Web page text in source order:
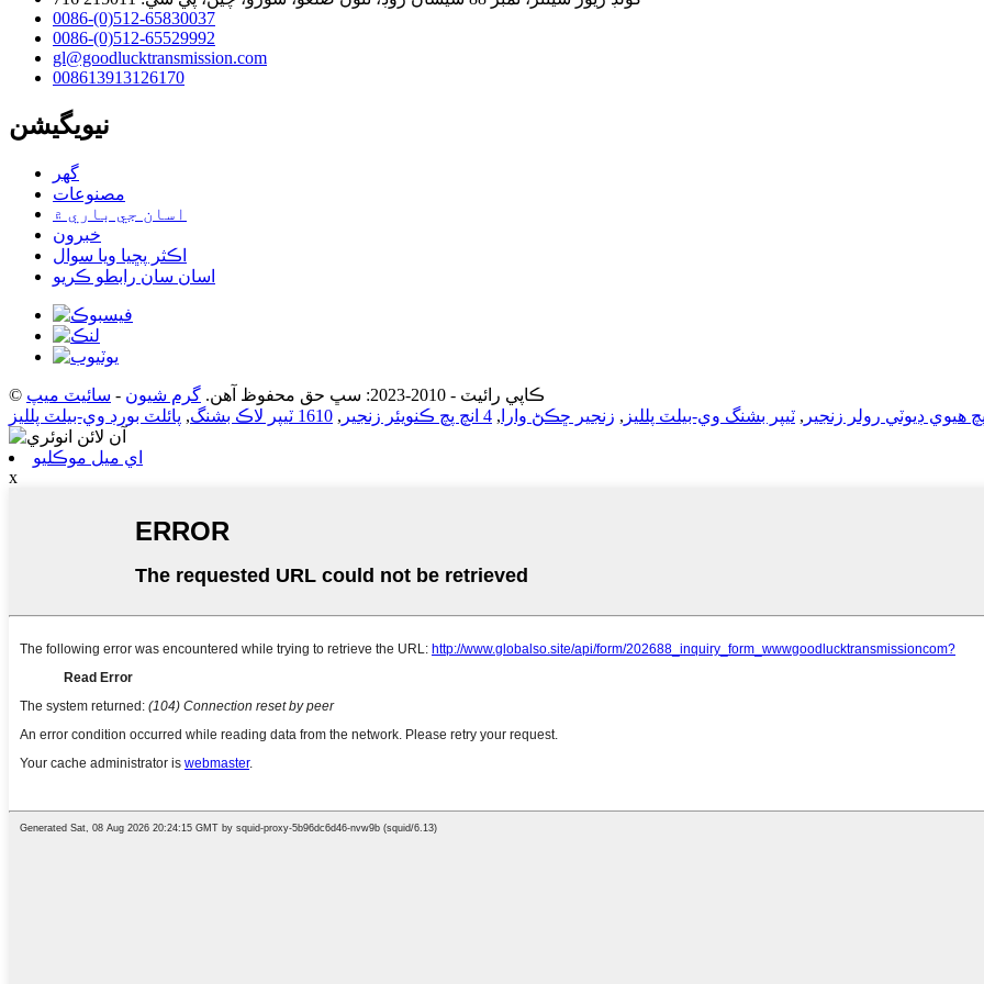
0086-(0)512-65830037
0086-(0)512-65529992
gl@goodlucktransmission.com
008613913126170
نيويگيشن
گھر
مصنوعات
اسان جي باري ۾
خبرون
اڪثر پڇيا ويا سوال
اسان سان رابطو ڪريو
© ڪاپي رائيٽ - 2010-2023: سڀ حق محفوظ آهن. گرم شيون - سائيٽ ميپ
هيوي ڊيوٽي رولر زنجير , ٽيپر بشنگ وي-بيلٽ پلليز , زنجير ڇڪڻ وارا , 4 انچ پچ ڪنويئر زنجير , 1610 ٽيپر لاڪ بشنگ , پائلٽ بورڊ وي-بيلٽ پلليز
اي ميل موڪليو
x